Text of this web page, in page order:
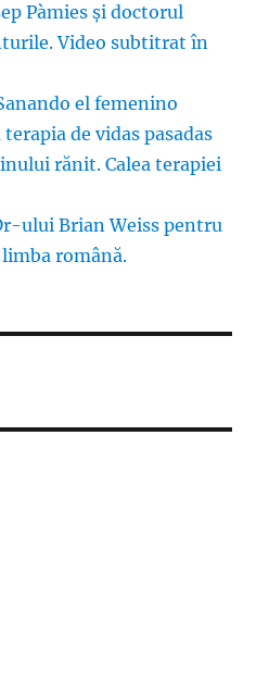
Pàmies și doctorul
Video subtitrat în
el femenino
de vidas pasadas
rănit. Calea terapiei
ului Brian Weiss pentru
română.